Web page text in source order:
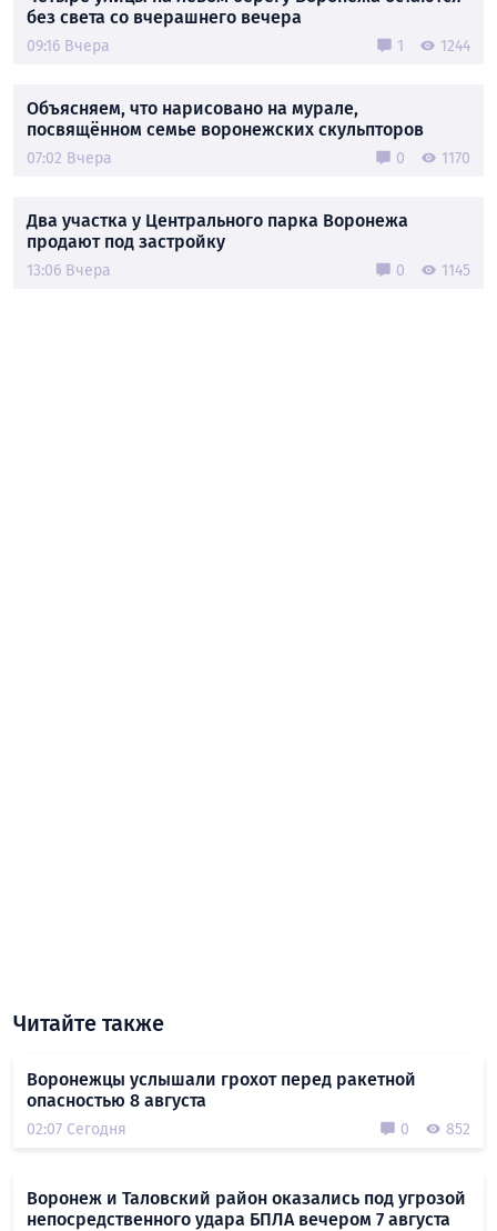
без света со вчерашнего вечера
09:16 Вчера 1 1244
Объясняем, что нарисовано на мурале,
посвящённом семье воронежских скульпторов
07:02 Вчера 0 1170
Два участка у Центрального парка Воронежа
продают под застройку
13:06 Вчера 0 1145
Читайте также
Воронежцы услышали грохот перед ракетной
опасностью 8 августа
02:07 Сегодня 0 852
Воронеж и Таловский район оказались под угрозой
непосредственного удара БПЛА вечером 7 августа